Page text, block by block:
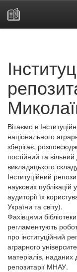
Вітаємо в
національного
зберігає,
постійний та
викладацького
Інституційний
наукових
аудиторії їх
України та світу).
Фахівцями
регламентують
про інституційний
аграрного
матеріалів,
репозитарії МНАУ.